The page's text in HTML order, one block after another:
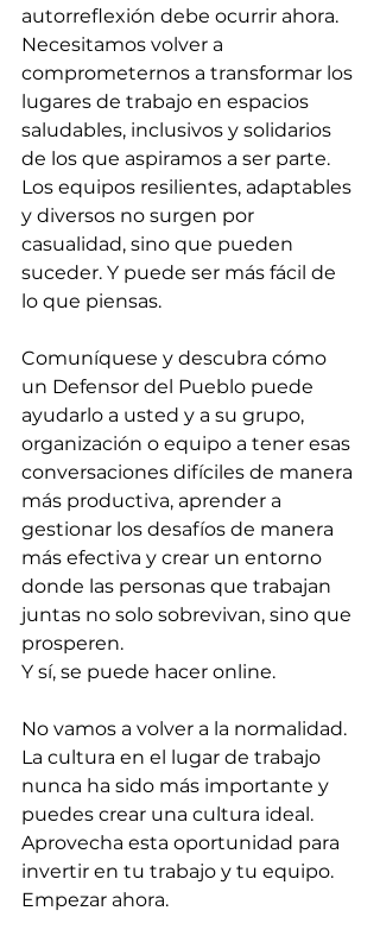
autorreflexión debe ocurrir ahora.
Necesitamos volver a
comprometernos a transformar los
lugares de trabajo en espacios
saludables, inclusivos y solidarios
de los que aspiramos a ser parte.
Los equipos resilientes, adaptables
y diversos no surgen por
casualidad, sino que pueden
suceder. Y puede ser más fácil de
lo que piensas.
Comuníquese y descubra cómo
un Defensor del Pueblo puede
ayudarlo a usted y a su grupo,
organización o equipo a tener esas
conversaciones difíciles de manera
más productiva, aprender a
gestionar los desafíos de manera
más efectiva y crear un entorno
donde las personas que trabajan
juntas no solo sobrevivan, sino que
prosperen.
Y sí, se puede hacer online.
No vamos a volver a la normalidad.
La cultura en el lugar de trabajo
nunca ha sido más importante y
puedes crear una cultura ideal.
Aprovecha esta oportunidad para
invertir en tu trabajo y tu equipo.
Empezar ahora.